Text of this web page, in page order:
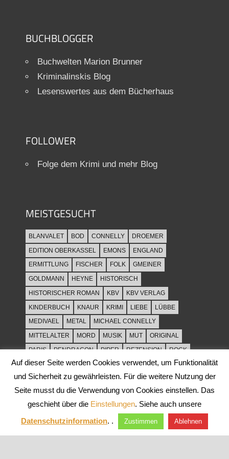
BUCHBLOGGER
Buchwelten Marion Brunner
Kriminalinskis Blog
Lesenswertes aus dem Bücherhaus
FOLLOWER
Folge dem Krimi und mehr Blog
MEISTGESUCHT
BLANVALET BOD CONNELLY
DROEMER
EDITION OBERKASSEL
EMONS
ENGLAND
ERMITTLUNG
FISCHER FOLK
GMEINER
GOLDMANN
HEYNE
HISTORISCH
HISTORISCHER ROMAN
KBV
KBV VERLAG
KINDERBUCH
KNAUR KRIMI LIEBE
LÜBBE
MEDIVAEL
METAL
MICHAEL CONNELLY
MITTELALTER
MORD MUSIK MUT
ORIGINAL
PARIS
PENDRAGON PIPER REZENSION
ROCK
ROCKMUSIK
ROMAN ROWOHLT
SACHBUCH
SPANNUNG
SYLT THRILLER TOD
ULLSTEIN
WEIHNACHT
Auf dieser Seite werden Cookies verwendet, um Funktionalität
und Sicherheit zu gewährleisten. Für die weitere Nutzung der
Seite musst du die Verwendung von Cookies einstellen. Das
geschieht über die Einstellungen. Siehe auch unsere
Datenschutzinformation. . Zustimmen Ablehnen